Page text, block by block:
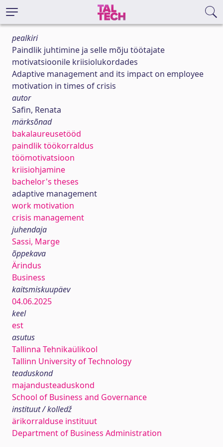
pealkiri
Paindlik juhtimine ja selle mõju töötajate
motivatsioonile kriisiolukordades
Adaptive management and its impact on employee
motivation in times of crisis
autor
Safin, Renata
märksõnad
bakalaureusetööd
paindlik töökorraldus
töömotivatsioon
kriisiohjamine
bachelor's theses
adaptive management
work motivation
crisis management
juhendaja
Sassi, Marge
õppekava
Ärindus
Business
kaitsmiskuupäev
04.06.2025
keel
est
asutus
Tallinna Tehnikaülikool
Tallinn University of Technology
teaduskond
majandusteaduskond
School of Business and Governance
instituut / kolledž
ärikorralduse instituut
Department of Business Administration